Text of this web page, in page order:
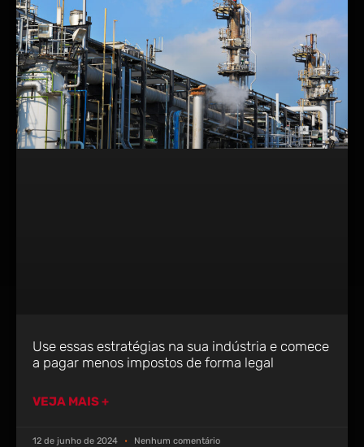
Use essas estratégias na sua indústria e comece
a pagar menos impostos de forma legal
VEJA MAIS +
12 de junho de 2024 Nenhum comentário